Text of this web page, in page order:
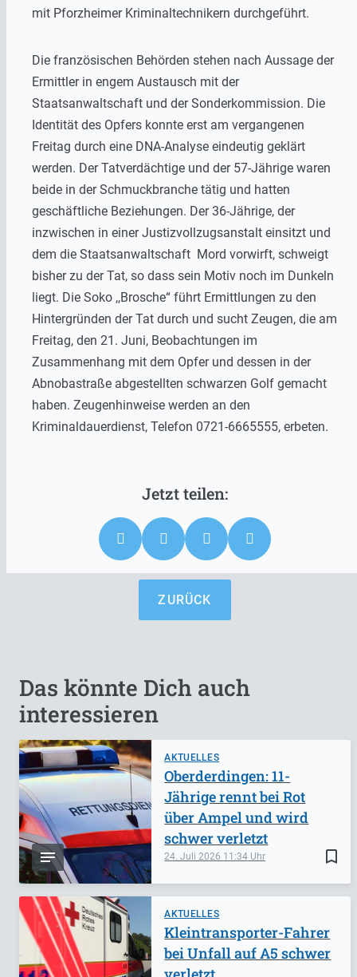
mit Pforzheimer Kriminaltechnikern durchgeführt.
Die französischen Behörden stehen nach Aussage der
Ermittler in engem Austausch mit der
Staatsanwaltschaft und der Sonderkommission. Die
Identität des Opfers konnte erst am vergangenen
Freitag durch eine DNA-Analyse eindeutig geklärt
werden. Der Tatverdächtige und der 57-Jährige waren
beide in der Schmuckbranche tätig und hatten
geschäftliche Beziehungen. Der 36-Jährige, der
inzwischen in einer Justizvollzugsanstalt einsitzt und
dem die Staatsanwaltschaft Mord vorwirft, schweigt
bisher zu der Tat, so dass sein Motiv noch im Dunkeln
liegt. Die Soko ,,Brosche“ führt Ermittlungen zu den
Hintergründen der Tat durch und sucht Zeugen, die am
Freitag, den 21. Juni, Beobachtungen im
Zusammenhang mit dem Opfer und dessen in der
Abnobastraße abgestellten schwarzen Golf gemacht
haben. Zeugenhinweise werden an den
Kriminaldauerdienst, Telefon 0721-6665555, erbeten.
ZURÜCK
Das könnte Dich auch
interessieren
AKTUELLES
bookmark_border
24. Juli 2026 11:34
Oberderdingen: 11-
Jährige rennt bei Rot
über Ampel und wird
schwer verletzt
AKTUELLES
Kleintransporter-Fahrer
bei Unfall auf A5 schwer